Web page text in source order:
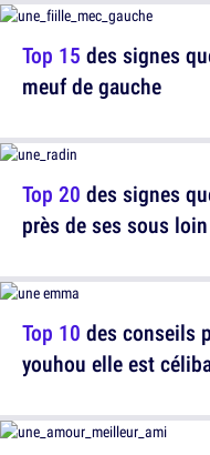
Top 20 des signes
près de ses sous
Top 15 des signes
meuf de gauche
Top 10 des conseils
youhou elle est